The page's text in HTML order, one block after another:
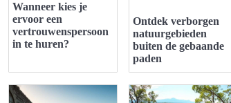
Wanneer kies je
ervoor een
vertrouwenspersoon
in te huren?
Ontdek verborgen
natuurgebieden
buiten de gebaande
paden